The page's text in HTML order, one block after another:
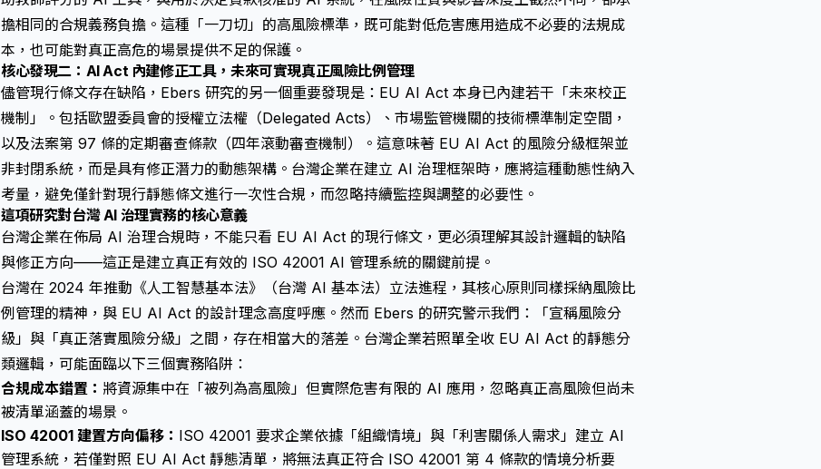
擔相同的合規義務負擔。這種「一刀切」的高風險標準，既可能對低危害應用造成不必要的法規成
本，也可能對真正高危的場景提供不足的保護。
核心發現二：AI Act 內建修正工具，未來可實現真正風險比例管理
儘管現行條文存在缺陷，Ebers 研究的另一個重要發現是：EU AI Act 本身已內建若干「未來校正
機制」。包括歐盟委員會的授權立法權（Delegated Acts）、市場監管機關的技術標準制定空間，
以及法案第 97 條的定期審查條款（四年滾動審查機制）。這意味著 EU AI Act 的風險分級框架並
非封閉系統，而是具有修正潛力的動態架構。台灣企業在建立 AI 治理框架時，應將這種動態性納入
考量，避免僅針對現行靜態條文進行一次性合規，而忽略持續監控與調整的必要性。
這項研究對台灣 AI 治理實務的核心意義
台灣企業在佈局 AI 治理合規時，不能只看 EU AI Act 的現行條文，更必須理解其設計邏輯的缺陷
與修正方向——這正是建立真正有效的 ISO 42001 AI 管理系統的關鍵前提。
台灣在 2024 年推動《人工智慧基本法》（台灣 AI 基本法）立法進程，其核心原則同樣採納風險比
例管理的精神，與 EU AI Act 的設計理念高度呼應。然而 Ebers 的研究警示我們：「宣稱風險分
級」與「真正落實風險分級」之間，存在相當大的落差。台灣企業若照單全收 EU AI Act 的靜態分
類邏輯，可能面臨以下三個實務陷阱：
合規成本錯置： 將資源集中在「被列為高風險」但實際危害有限的 AI 應用，忽略真正高風險但尚未
被清單涵蓋的場景。
ISO 42001 建置方向偏移： ISO 42001 要求企業依據「組織情境」與「利害關係人需求」建立 AI
管理系統，若僅對照 EU AI Act 靜態清單，將無法真正符合 ISO 42001 第 4 條款的情境分析要